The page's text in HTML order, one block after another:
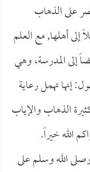
على الذهاب
إلى أهلها, مع العلم
إلى المدرسة، وهي
إنها تهمل رعاية
الذهاب والإياب
الله خيراً.
الله وسلم على